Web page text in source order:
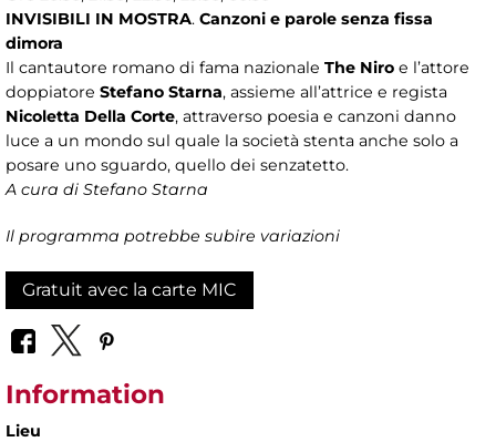
INVISIBILI IN MOSTRA. Canzoni e parole senza fissa
dimora
Il cantautore romano di fama nazionale The Niro e l’attore
doppiatore Stefano Starna, assieme all’attrice e regista
Nicoletta Della Corte, attraverso poesia e canzoni danno
luce a un mondo sul quale la società stenta anche solo a
posare uno sguardo, quello dei senzatetto.
A cura di Stefano Starna
Il programma potrebbe subire variazioni
Gratuit avec la carte MIC
Information
Lieu